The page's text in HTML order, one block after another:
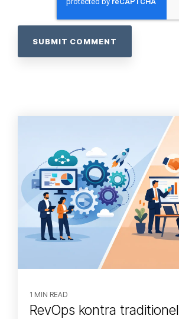
1 MIN READ
RevOps kontra traditionel